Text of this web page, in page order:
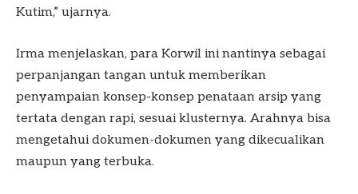
Kutim,” ujarnya.
Irma menjelaskan, para Korwil ini nantinya sebagai
perpanjangan tangan untuk memberikan
penyampaian konsep-konsep penataan arsip yang
tertata dengan rapi, sesuai klusternya. Arahnya bisa
mengetahui dokumen-dokumen yang dikecualikan
maupun yang terbuka.